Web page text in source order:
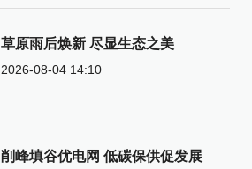
草原雨后焕新 尽显生态之美
2026-08-04 14:10
削峰填谷优电网 低碳保供促发展